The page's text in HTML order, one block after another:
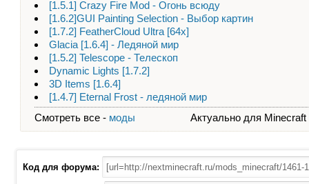
[1.5.1] Crazy Fire Mod - Огонь всюду
[1.6.2]GUI Painting Selection - Выбор картин
[1.7.2] FeatherCloud Ultra [64х]
Glacia [1.6.4] - Ледяной мир
[1.5.2] Telescope - Телескоп
Dynamic Lights [1.7.2]
3D Items [1.6.4]
[1.4.7] Eternal Frost - ледяной мир
Смотреть все - моды Актуально для
Код для форума: